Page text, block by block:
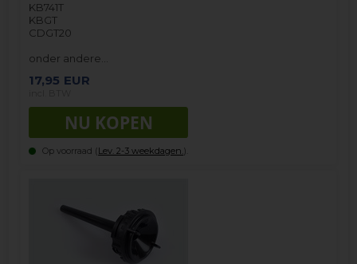
KB741T
KBGT
CDGT20
onder andere…
17,95 EUR
Op voorraad (Lev. 2-3 weekdagen. ).